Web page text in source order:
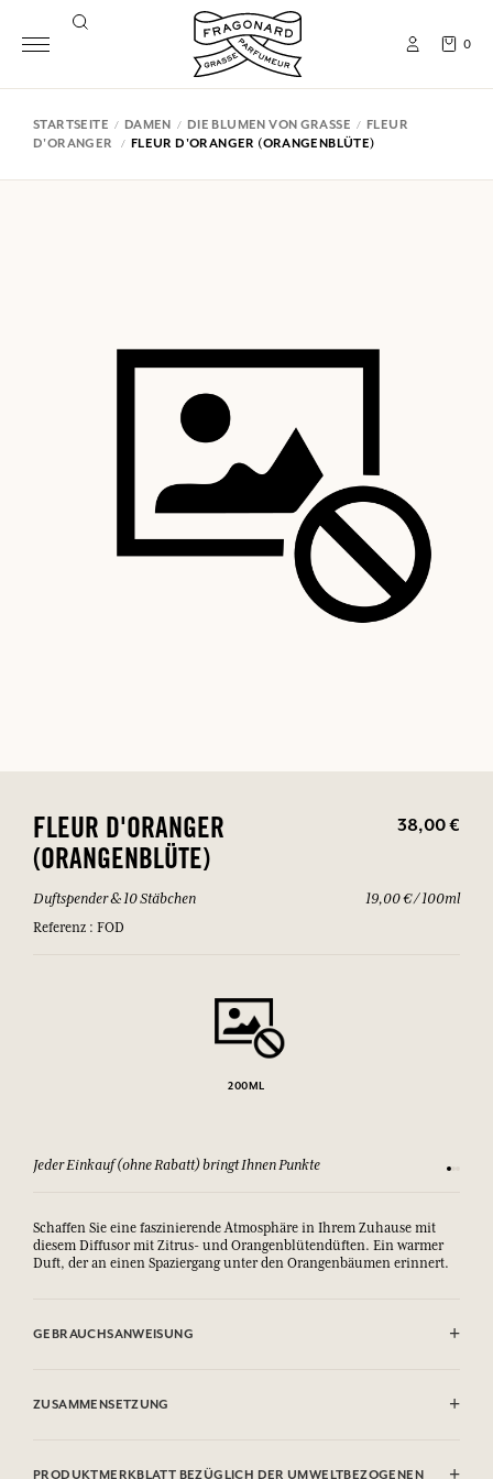
0
STARTSEITE DAMEN DIE BLUMEN VON GRASSE
FLEUR
D'ORANGER
FLEUR D'ORANGER (ORANGENBLÜTE)
FLEUR D'ORANGER
(ORANGENBLÜTE)
38,00 €
Duftspender & 10 Stäbchen
Referenz : FOD
19,00 € / 100ml
200ML
Jeder Einkauf (ohne Rabatt) bringt Ihnen Punkte Sehen
Schaffen Sie eine faszinierende Atmosphäre in Ihrem Zuhause mit
diesem Diffusor mit Zitrus- und Orangenblütendüften. Ein warmer
Duft, der an einen Spaziergang unter den Orangenbäumen erinnert.
GEBRAUCHSANWEISUNG
eintauchen. Die Stäbchen werden das Parfum absorbieren und es
Flüssigkeiten und Dämpfe leicht entzündbar.
ZUSAMMENSETZUNG
PRODUKTMERKBLATT BEZÜGLICH DER UMWELTBEZOGENEN